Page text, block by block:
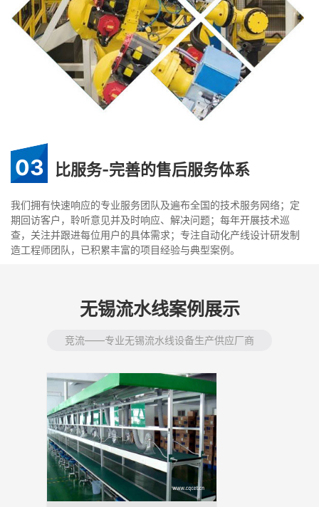
03 比服务-完善的售后服务体系
我们拥有快速响应的专业服务团队及遍布全国的技术服务网络；定
期回访客户，聆听意见并及时响应、解决问题；每年开展技术巡
查，关注并跟进每位用户的具体需求；专注自动化产线设计研发制
造工程师团队，已积累丰富的项目经验与典型案例。
无锡流水线案例展示
竞流——专业无锡流水线设备生产供应厂商